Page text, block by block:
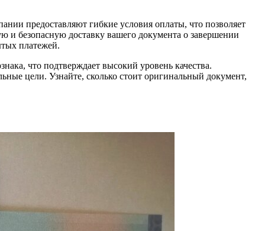
предоставляют гибкие условия оплаты, что позволяет
безопасную доставку вашего документа о завершении
платежей.
что подтверждает высокий уровень качества.
цели. Узнайте, сколько стоит оригинальный документ,